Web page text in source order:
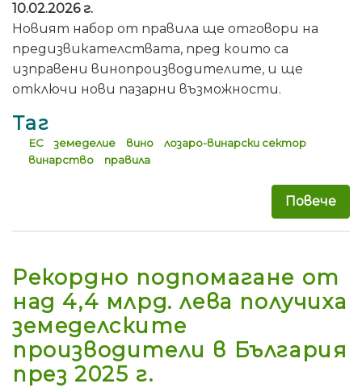
10.02.2026 г.
Новият набор от правила ще отговори на
предизвикателствата, пред които са
изправени винопроизводителите, и ще
отключи нови пазарни възможности.
Таг
ЕС земеделие вино
лозаро-винарски сектор
винарство
правила
Повече
Рекордно подпомагане от
над 4,4 млрд. лева получиха
земеделските
производители в България
през 2025 г.